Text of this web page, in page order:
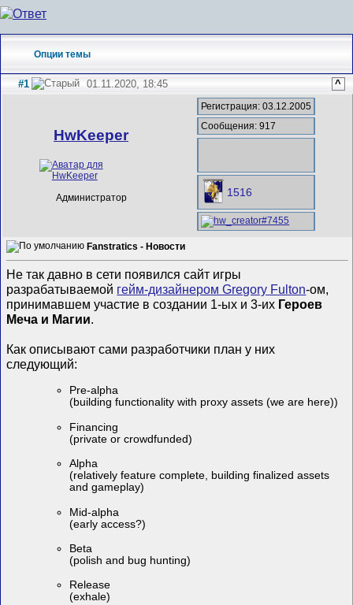
Опции темы
#1 01.11.2020, 18:45 ^
HwKeeper
Администратор
Регистрация: 03.12.2005
Сообщения: 917
1516
Fanstratics - Новости
Не так давно в сети появился сайт игры
разрабатываемой гейм-дизайнером Gregory Fulton-ом,
принимавшем участие в создании 1-ых и 3-их Героев
Меча и Магии.
Как описывают сами разработчики план у них
следующий:
Pre-alpha
(building functionality with proxy assets (we are here))
Financing
(private or crowdfunded)
Alpha
(relatively feature complete, building finalized assets
and gameplay)
Mid-alpha
(early access?)
Beta
(polish and bug hunting)
Release
(exhale)